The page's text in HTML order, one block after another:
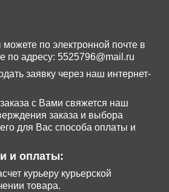
по электронной почте в
по адресу: 5525796@mail .ru
заявку через наш интернет-
с Вами свяжется наш
заказа и выбора
для Вас способа оплаты и
и оплаты:
курьеру курьерской
товара.